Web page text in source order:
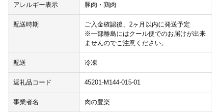
アレルギー表示 豚肉・鶏肉
配送時期
ご入金確認後、2ヶ月以内に発送予定
※一部離島にはクール便でのお届けが出来
ませんのでご注意ください。
配送 冷凍
返礼品コード 45201-M144-015-01
事業者名 肉の豊楽